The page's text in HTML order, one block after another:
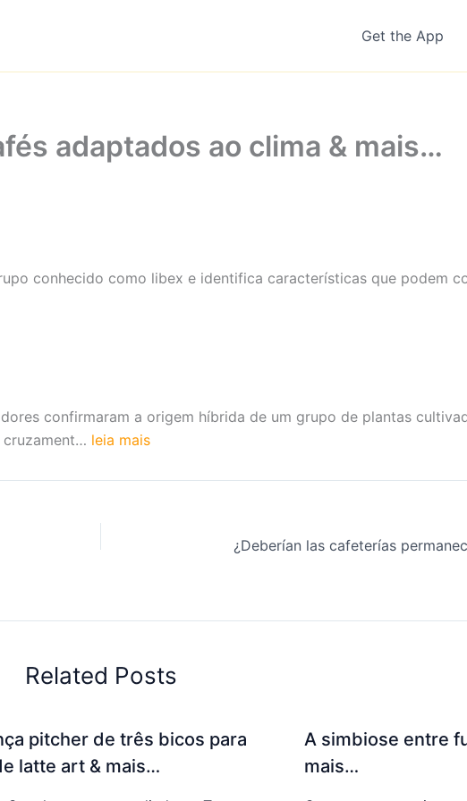
Get the App
adaptados ao clima & mais…
conhecido como libex e identifica características que podem
confirmaram a origem híbrida de um grupo de plantas
cruzament… leia mais
Related Posts
pitcher de três bicos para
latte art & mais…
A simbiose entre
mais…